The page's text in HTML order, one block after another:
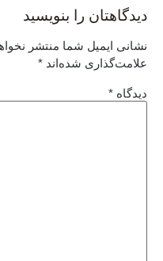
دیدگاهتان را بنویسید
نشانی ایمیل شما منتشر
علامت‌گذاری شده‌اند *
دیدگاه *